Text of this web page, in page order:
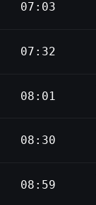
07:03
07:32
08:01
08:30
08:59